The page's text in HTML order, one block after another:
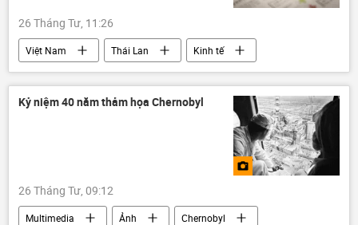
26 Tháng Tư, 11:26
Việt Nam Thái Lan
Kinh tế
Thế giới
ASEAN IMF
FDI
Đông Nam Á
GDP
Malaysia
Trung Đông
Kỷ niệm 40 năm thảm họa Chernobyl
26 Tháng Tư, 09:12
Multimedia Ảnh
Chernobyl